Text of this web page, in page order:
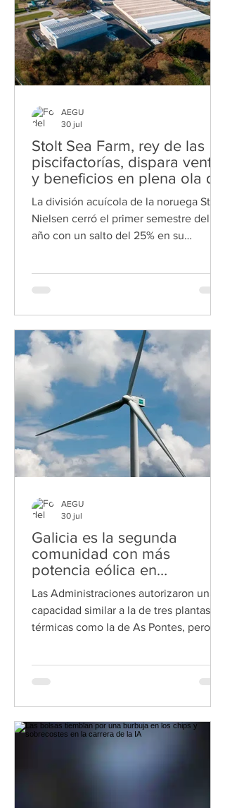
que la Xunta impulsará el desarrollo del
fu
Stolt Sea Farm, rey de las
piscifactorías, dispara ventas
y beneficios en plena ola de
inversiones en Galicia
La división acuícola de la noruega Stolt
Nielsen cerró el primer semestre del
año con un salto del 25% en su
siete plantas en Galicia Stolt Sea Farm
roza los 2.000 millones de euros de
capitalización, ha cerrado el primer
semestre de su ejercicio fiscal 2026
con un crecimiento de doble dígito
tanto en materia de benefi
AEGU
30 jul
Galicia es la segunda
comunidad con más
potencia eólica en
tramitación
Las Administraciones autorizaron una
capacidad similar a la de tres plantas
térmicas como la de As Pontes, pero
España 32,5 gigavatios en tramitación,
segunda comunidad del país con más
AEGU
30 jul